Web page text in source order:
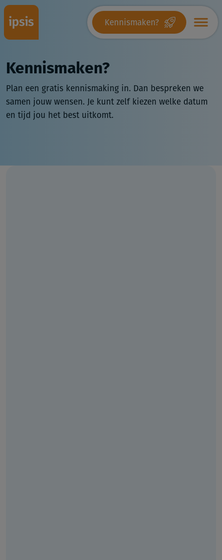
Kennismaken?
Kennismaken?
Plan een gratis kennismaking in. Dan bespreken we
samen jouw wensen. Je kunt zelf kiezen welke datum
en tijd jou het best uitkomt.